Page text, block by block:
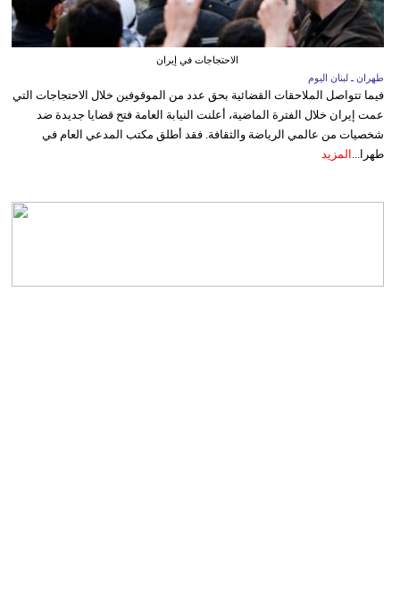
الاحتجاجات في إيران
طهران ـ لبنان اليوم
فيما تتواصل الملاحقات القضائية بحق عدد من الموقوفين خلال الاحتجاجات التي
عمت إيران خلال الفترة الماضية، أعلنت النيابة العامة فتح قضايا جديدة ضد
شخصيات من عالمي الرياضة والثقافة. فقد أطلق مكتب المدعي العام في
طهرا... المزيد